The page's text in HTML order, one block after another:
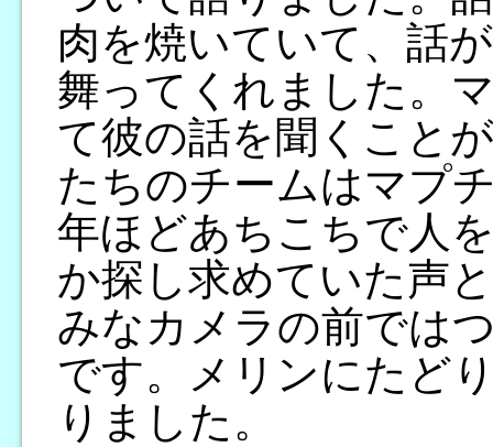
肉を焼いていて、話
舞ってくれました。
て彼の話を聞くこと
たちのチームはマプ
年ほどあちこちで人
か探し求めていた声
みなカメラの前では
です。メリンにたど
りました。